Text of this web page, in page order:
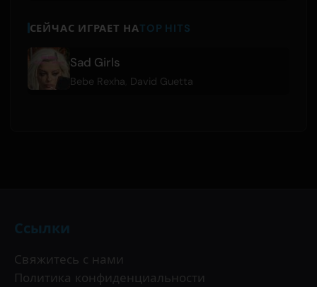
СЕЙЧАС ИГРАЕТ НАTOP HITS
Sad Girls
Bebe Rexha David Guetta
Ссылки
Свяжитесь с нами
Политика конфиденциальности